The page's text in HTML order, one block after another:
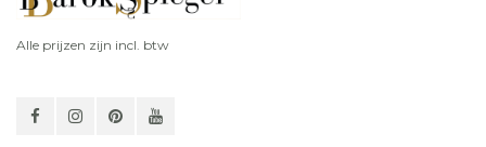
Alle prijzen zijn incl. btw